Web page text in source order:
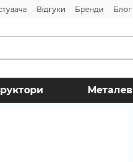
Відгуки Бренди Блог